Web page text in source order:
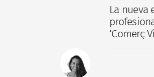
La nueva
‘Comerç